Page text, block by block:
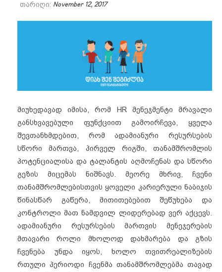
თარიღი: November 12, 2017
მიუხედავად იმისა, რომ HR მენეჯმენტი მრავალი
განსხვავებული ფუნქციით გამოირჩევა, ყველა
შევთანხმდებით, რომ ადამიანური რესურსების
სწორი მართვა, პირველ რიგში, თანამშრომლის
პოტენციალისა და ტალანტის აღმოჩენას და სწორი
გეზის მიცემას ნიშნავს. მეორე მხრივ, ჩვენი
თანამშრომლებისთვის ყოველი კარიერული ნაბიჯის
წინასწარ გაწერა, მითითებებით შეწუხება და
კონტროლი მათ ნამდვილ ლიდერებად ვერ აქცევს.
ადამიანური რესურსების მართვის მენეჯერების
მთავარი როლი მხოლოდ დახმარება და გზის
ჩვენება უნდა იყოს, ხოლო თვითრეალიზების
რთული პერიოდი ჩვენმა თანამშრომლებმა თავად